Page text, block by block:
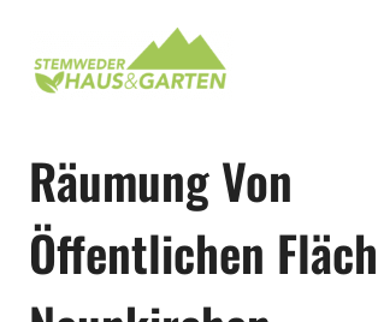
springen
Räumung Von
Öffentlichen